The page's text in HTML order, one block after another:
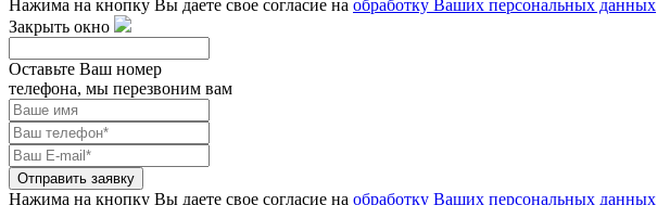
Нажима на кнопку Вы даете свое согласие на обработку Ваших персональных данных
Закрыть окно
Оставьте Ваш номер
телефона, мы перезвоним вам
Отправить заявку
Нажима на кнопку Вы даете свое согласие на обработку Ваших персональных данных